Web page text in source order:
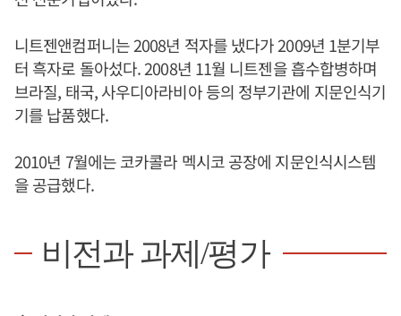
니트젠앤컴퍼니는 2008년 적자를 냈다가 2009년 1분기부
터 흑자로 돌아섰다. 2008년 11월 니트젠을 흡수합병하며
브라질, 태국, 사우디아라비아 등의 정부기관에 지문인식기
기를 납품했다.
2010년 7월에는 코카콜라 멕시코 공장에 지문인식시스템
을 공급했다.
비전과 과제/평가